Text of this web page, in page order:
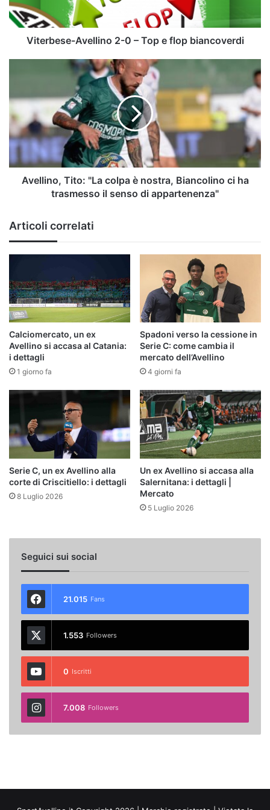
flop
biancoverdi
Viterbese-Avellino 2-0 – Top e flop biancoverdi
colpa
è
nostra,
Biancolino
ha
trasmesso
appartenenza"
Avellino, Tito: "La colpa è nostra, Biancolino ci ha
trasmesso il senso di appartenenza"
Articoli correlati
Calciomercato, un ex
Avellino si accasa al Catania:
i dettagli
1 giorno fa
Spadoni verso la cessione in
Serie C: come cambia il
mercato dell’Avellino
4 giorni fa
Serie C, un ex Avellino alla
corte di Criscitiello: i dettagli
8 Luglio 2026
Un ex Avellino si accasa alla
Salernitana: i dettagli |
Mercato
5 Luglio 2026
Seguici sui social
21.015 Fans
1.553 Followers
0 Iscritti
7.008 Followers